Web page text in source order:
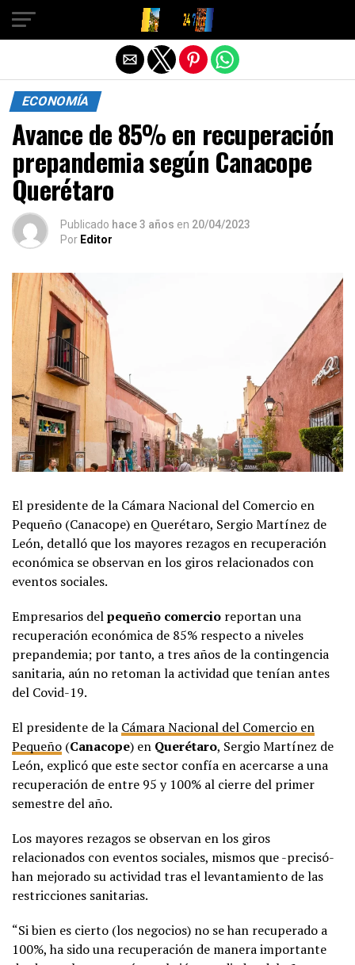
ECONOMÍA
Avance de 85% en recuperación
prepandemia según Canacope
Querétaro
Publicado hace 3 años en 20/04/2023
Por Editor
El presidente de la Cámara Nacional del Comercio en
Pequeño (Canacope) en Querétaro, Sergio Martínez de
León, detalló que los mayores rezagos en recuperación
económica se observan en los giros relacionados con
eventos sociales.
Empresarios delpequeño comercio reportan una
recuperación económica de 85% respecto a niveles
prepandemia; por tanto, a tres años de la contingencia
sanitaria, aún no retoman la actividad que tenían antes
del Covid-19.
El presidente de la Cámara Nacional del Comercio en
Pequeño (Canacope) en Querétaro, Sergio Martínez de
León, explicó que este sector confía en acercarse a una
recuperación de entre 95 y 100% al cierre del primer
semestre del año.
Los mayores rezagos se observan en los giros
relacionados con eventos sociales, mismos que -precisó-
han mejorado su actividad tras el levantamiento de las
restricciones sanitarias.
“Si bien es cierto (los negocios) no se han recuperado a
100%, ha sido una recuperación de manera importante
Salir de la versión móvil